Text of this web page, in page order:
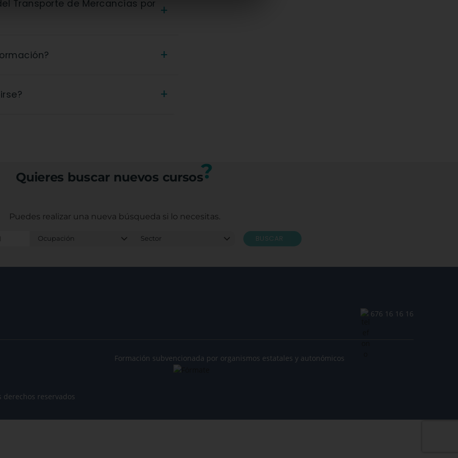
+
ni para la empresa.
+
o certificado oficial que acredita los
+
Quieres buscar nuevos cursos?
Puedes realizar una nueva búsqueda si lo necesitas.
BUSCAR
676 16 16 16
reservados
Formación subvencionada por organismos estatales y autonómicos